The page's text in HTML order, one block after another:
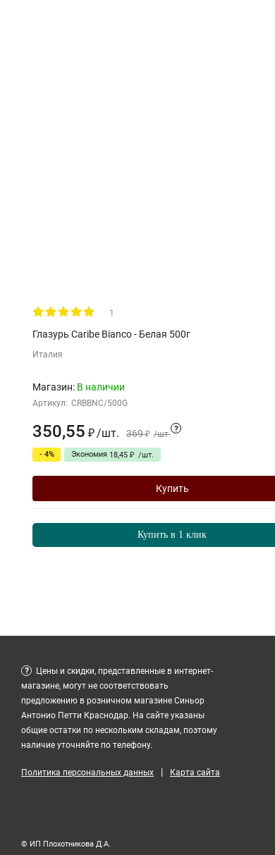
1
Глазурь Caribe Bianco - Белая 500г
Италия
Магазин: В наличии
Артикул: CRBBNC/500G
350,55 ₽/шт. 369 ₽ /шт.
?
- 4% Экономия 18,45 ₽ /шт.
Купить
Купить в 1 клик
?
Цены и скидки, представленные в интернет-
магазине, могут не соответствовать
предложению в розничном магазине Синьор
Антонио Петти Краснодар. На сайте указаны
общие остатки по нескольким складам, поэтому
наличие уточняйте по телефону.
Политика персональных данных | Карта сайта
© ИП Плохотникова Д.А.